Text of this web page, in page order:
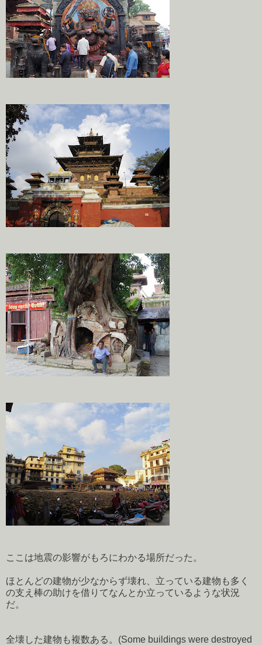
ここは地震の影響がもろにわかる場所だった。
ほとんどの建物が少なからず壊れ、立っている建物も多く
の支え棒の助けを借りてなんとか立っているような状況
だ。
全壊した建物も複数ある。(Some buildings were destroyed